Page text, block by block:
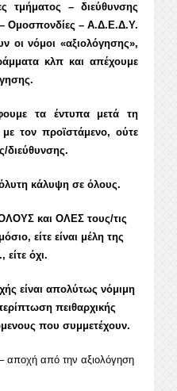
– διεύθυνσης
Ομοσπονδίες – Α.Δ.Ε.Δ.Υ.
οι νόμοι «αξιολόγησης»,
κλπ και απέχουμε
έντυπα μετά τη
με τον προϊστάμενο, ούτε
διεύθυνσης.
κάλυψη σε όλους.
και ΟΛΕΣ τους/τις
είτε είναι μέλη της
όχι.
είναι απολύτως νόμιμη
πειθαρχικής
που συμμετέχουν.
αποχή από την αξιολόγηση